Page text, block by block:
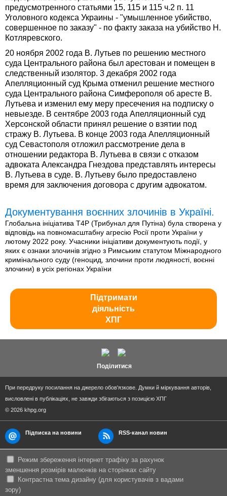
предусмотренного статьями 15, 115 и 115 ч.2 п. 11
Уголовного кодекса Украины - "умышленное убийство,
совершенное по заказу" - по факту заказа на убийство Н.
Котляревского.
20 ноября 2002 года В. Лутьев по решению местного
суда Центрального района был арестован и помещен в
следственный изолятор. 3 декабря 2002 года
Апелляционный суд Крыма отменил решение местного
суда Центрального района Симферополя об аресте В.
Лутьева и изменил ему меру пресечения на подписку о
невыезде. В сентябре 2003 года Апелляционный суд
Херсонской области принял решение о взятии под
стражу В. Лутьева. В конце 2003 года Апелляционный
суд Севастополя отложил рассмотрение дела в
отношении редактора В. Лутьева в связи с отказом
адвоката Александра Гнездова представлять интересы
В. Лутьева в суде. В. Лутьеву было предоставлено
время для заключения договора с другим адвокатом.
Документування воєнних злочинів в Україні.
Глобальна ініціатива T4P (Трибунал для Путіна) була створена у
відповідь на повномасштабну агресію Росії проти України у
лютому 2022 року. Учасники ініціативи документують події, у
яких є ознаки злочинів згідно з Римським статутом Міжнародного
кримінального суду (геноцид, злочини проти людяності, воєнні
злочини) в усіх регіонах України
Підтримати
діяльність
ХПГ
Поділитися
При передруку посилання на джерело обов'язкове. Думки й міркування авторів,
висловлені в публікаціях, не завжди збігаються з позицією ХПГ
© 2026 khpg.org
Підписка на новини RSS-канал новин
Режим збереження інтернет трафіку за рахунок
зменшення розмірів малюнків на сторінках сайту
Контрастна тема дизайну (для користувачів з вадами
зору)